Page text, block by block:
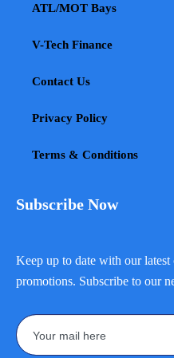
ATL/MOT Bays
V-Tech Finance
Contact Us
Privacy Policy
Terms & Conditions
Subscribe Now
Keep up to date with our latest
promotions. Subscribe to our